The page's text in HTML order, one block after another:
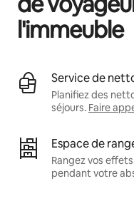
l'immeuble
Service de
Planifiez des
séjours. Faire
Espace de
Rangez vos
pendant votre